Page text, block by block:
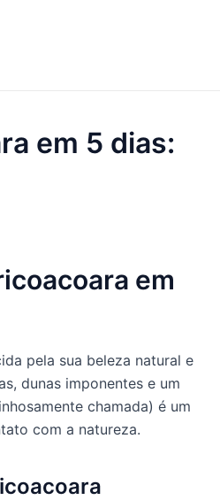
em 5 dias:
em
pela sua beleza natural e
dunas imponentes e um
chamada) é um
com a natureza.